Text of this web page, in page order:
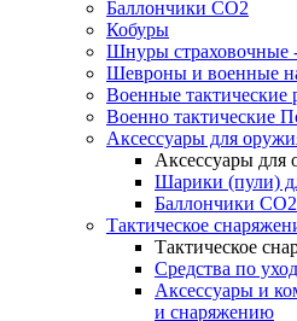
Баллончики CO2
Кобуры
Шнуры страховочные
Шевроны и военные
Военные тактические
Военно тактические
Аксессуары для
Аксессуары
Шарики (пули)
Баллончики CO2
Тактическое
Тактическое
Средства по
Аксессуары и
и снаряжению